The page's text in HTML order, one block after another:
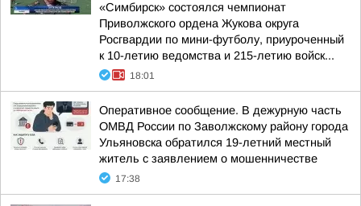
«Симбирск» состоялся чемпионат
Приволжского ордена Жукова округа
Росгвардии по мини-футболу, приуроченный
к 10-летию ведомства и 215-летию войск...
18:01
Оперативное сообщение. В дежурную часть
ОМВД России по Заволжскому району города
Ульяновска обратился 19-летний местный
житель с заявлением о мошенничестве
17:38